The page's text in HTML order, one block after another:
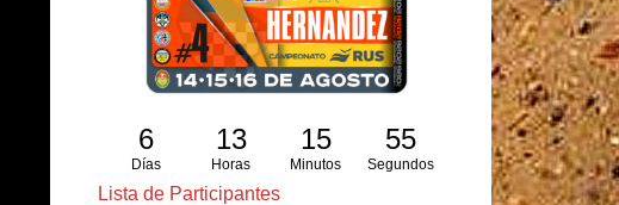
6
Días
13
Horas
15
Minutos
54
Segundos
Lista de Participantes